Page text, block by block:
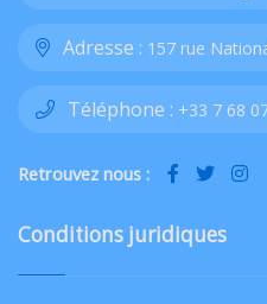
Adresse : 157 rue
Téléphone : +33 7 68
Retrouvez nous :
Conditions juridiques